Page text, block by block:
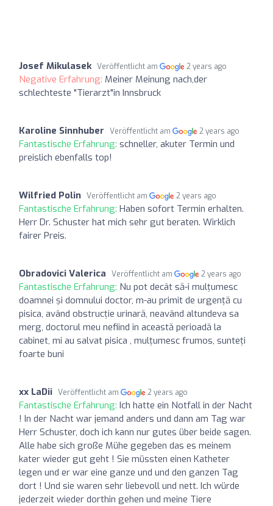
Josef Mikulasek Veröffentlicht am 2 years ago
Negative Erfahrung: Meiner Meinung nach,der
schlechteste "Tierarzt"in Innsbruck
Karoline Sinnhuber Veröffentlicht am 2 years ago
Fantastische Erfahrung: schneller, akuter Termin und
preislich ebenfalls top!
Wilfried Polin Veröffentlicht am 2 years ago
Fantastische Erfahrung: Haben sofort Termin erhalten.
Herr Dr. Schuster hat mich sehr gut beraten. Wirklich
fairer Preis.
Obradovici Valerica Veröffentlicht am 2 years ago
Fantastische Erfahrung: Nu pot decât să-i mulțumesc
doamnei și domnului doctor, m-au primit de urgență cu
pisica, având obstrucție urinară, neavând altundeva sa
merg, doctorul meu nefiind în această perioadă la
cabinet, mi au salvat pisica , mulțumesc frumos, sunteți
foarte buni
xx LaDii Veröffentlicht am 2 years ago
Fantastische Erfahrung: Ich hatte ein Notfall in der Nacht
! In der Nacht war jemand anders und dann am Tag war
Herr Schuster, doch ich kann nur gutes über beide sagen.
Alle habe sich große Mühe gegeben das es meinem
kater wieder gut geht ! Sie müssten einen Katheter
legen und er war eine ganze und und den ganzen Tag
dort ! Und sie waren sehr liebevoll und nett. Ich würde
jederzeit wieder dorthin gehen und meine Tiere